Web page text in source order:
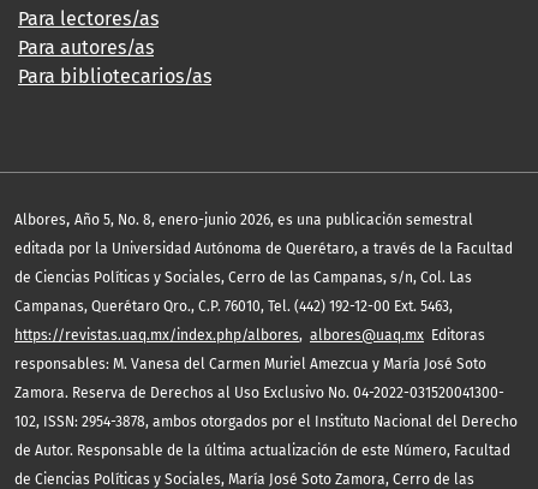
Para lectores/as
Para autores/as
Para bibliotecarios/as
Albores, Año 5, No. 8, enero-junio 2026, es una publicación semestral
editada por la Universidad Autónoma de Querétaro, a través de la Facultad
de Ciencias Políticas y Sociales, Cerro de las Campanas, s/n, Col. Las
Campanas, Querétaro Qro., C.P. 76010, Tel. (442) 192-12-00 Ext. 5463,
https://revistas.uaq.mx/index.php/albores, albores@uaq.mx Editoras
responsables: M. Vanesa del Carmen Muriel Amezcua y María José Soto
Zamora. Reserva de Derechos al Uso Exclusivo No. 04-2022-031520041300-
102, ISSN: 2954-3878, ambos otorgados por el Instituto Nacional del Derecho
de Autor. Responsable de la última actualización de este Número, Facultad
de Ciencias Políticas y Sociales, María José Soto Zamora, Cerro de las